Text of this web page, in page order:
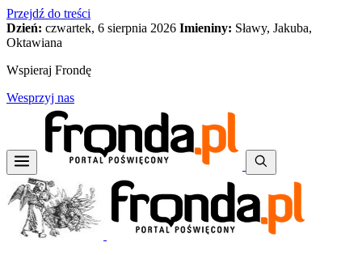
Przejdź do treści
Dzień: czwartek, 6 sierpnia 2026 Imieniny: Sławy, Jakuba,
Oktawiana
Wspieraj Frondę
Wesprzyj nas